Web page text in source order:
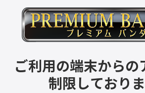
ご利用の端末からの
制限しておりま